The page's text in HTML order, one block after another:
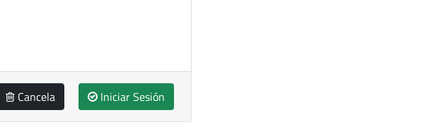
Cancela Iniciar Sesión